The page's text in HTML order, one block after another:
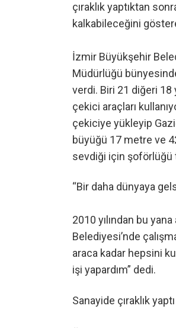
çıraklık yaptıktan
kalkabileceğini
İzmir Büyükşehir
Müdürlüğü
verdi. Biri 21 diğeri 18
çekici araçları
çekiciye yükleyip
büyüğü 17 metre ve
sevdiği için
“Bir daha dünyaya
2010 yılından bu
Belediyesi’nde
araca kadar hepsini
işi yapardım” dedi.
Sanayide çıraklık yaptı